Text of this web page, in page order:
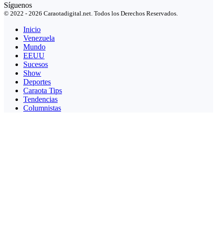
Síguenos
© 2022 - 2026 Caraotadigital.net. Todos los Derechos Reservados.
Inicio
Venezuela
Mundo
EEUU
Sucesos
Show
Deportes
Caraota Tips
Tendencias
Columnistas